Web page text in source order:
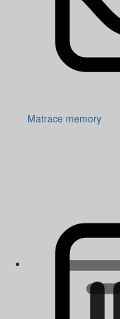
Matrace memory